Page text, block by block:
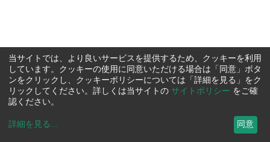
当サイトでは、より良いサービスを提供するため、クッキーを利用
しています。クッキーの使用に同意いただける場合は「同意」ボタ
ンをクリックし、クッキーポリシーについては「詳細を見る」をク
リックしてください。詳しくは当サイトの サイトポリシー をご確
認ください。
詳細を見る ... 同意